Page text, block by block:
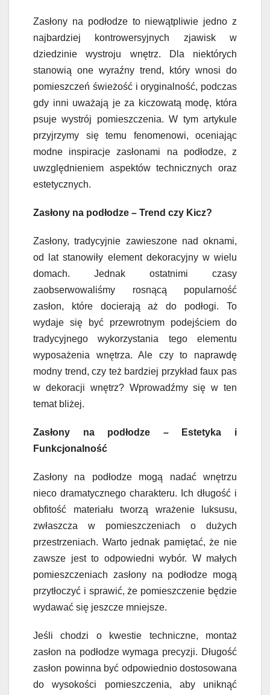
Zasłony na podłodze to niewątpliwie jedno z
najbardziej kontrowersyjnych zjawisk w
dziedzinie wystroju wnętrz. Dla niektórych
stanowią one wyraźny trend, który wnosi do
pomieszczeń świeżość i oryginalność, podczas
gdy inni uważają je za kiczowatą modę, która
psuje wystrój pomieszczenia. W tym artykule
przyjrzymy się temu fenomenowi, oceniając
modne inspiracje zasłonami na podłodze, z
uwzględnieniem aspektów technicznych oraz
estetycznych.
Zasłony na podłodze – Trend czy Kicz?
Zasłony, tradycyjnie zawieszone nad oknami,
od lat stanowiły element dekoracyjny w wielu
domach. Jednak ostatnimi czasy
zaobserwowaliśmy rosnącą popularność
zasłon, które docierają aż do podłogi. To
wydaje się być przewrotnym podejściem do
tradycyjnego wykorzystania tego elementu
wyposażenia wnętrza. Ale czy to naprawdę
modny trend, czy też bardziej przykład faux pas
w dekoracji wnętrz? Wprowadźmy się w ten
temat bliżej.
Zasłony na podłodze – Estetyka i
Funkcjonalność
Zasłony na podłodze mogą nadać wnętrzu
nieco dramatycznego charakteru. Ich długość i
obfitość materiału tworzą wrażenie luksusu,
zwłaszcza w pomieszczeniach o dużych
przestrzeniach. Warto jednak pamiętać, że nie
zawsze jest to odpowiedni wybór. W małych
pomieszczeniach zasłony na podłodze mogą
przytłoczyć i sprawić, że pomieszczenie będzie
wydawać się jeszcze mniejsze.
Jeśli chodzi o kwestie techniczne, montaż
zasłon na podłodze wymaga precyzji. Długość
zasłon powinna być odpowiednio dostosowana
do wysokości pomieszczenia, aby uniknąć